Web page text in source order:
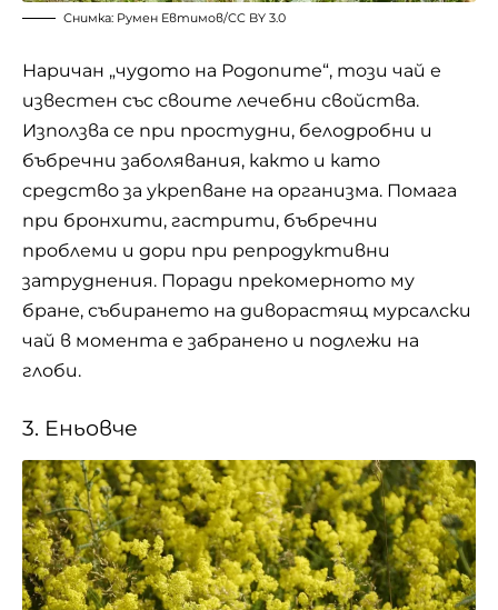
Снимка: Румен Евтимов/CC BY 3.0
Наричан „чудото на Родопите“, този чай е
известен със своите лечебни свойства.
Използва се при простудни, белодробни и
бъбречни заболявания, както и като
средство за укрепване на организма. Помага
при бронхити, гастрити, бъбречни
проблеми и дори при репродуктивни
затруднения. Поради прекомерното му
бране, събирането на диворастящ мурсалски
чай в момента е забранено и подлежи на
глоби.
3. Еньовче